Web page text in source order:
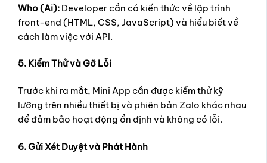
Who (Ai): Developer cần có kiến thức về lập trình
front-end (HTML, CSS, JavaScript) và hiểu biết về
cách làm việc với API.
5. Kiểm Thử và Gỡ Lỗi
Trước khi ra mắt, Mini App cần được kiểm thử kỹ
lưỡng trên nhiều thiết bị và phiên bản Zalo khác nhau
để đảm bảo hoạt động ổn định và không có lỗi.
6. Gửi Xét Duyệt và Phát Hành